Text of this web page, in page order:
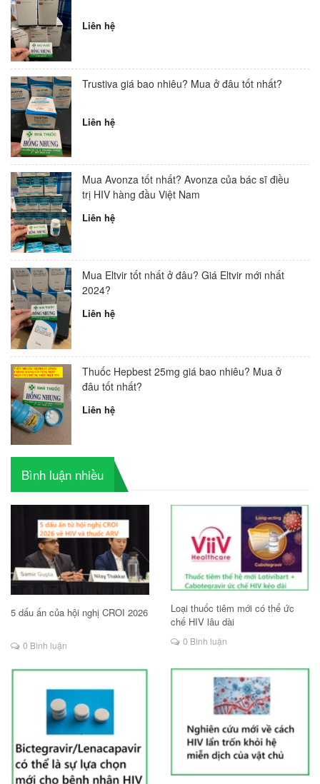
Liên hệ
Trustiva giá bao nhiêu? Mua ở đâu tốt nhất?
Liên hệ
Mua Avonza tốt nhất? Avonza của bác sĩ điều
trị HIV hàng đầu Việt Nam
Liên hệ
Mua Eltvir tốt nhất ở đâu? Giá Eltvir mới nhất
2024?
Liên hệ
Thuốc Hepbest 25mg giá bao nhiêu? Mua ở
đâu tốt nhất?
Liên hệ
Bình luận nhiều
5 dấu ấn của hội nghị CROI 2026
0 Bình luận
Loại thuốc tiêm mới có thể ức
chế HIV lâu dài
0 Bình luận